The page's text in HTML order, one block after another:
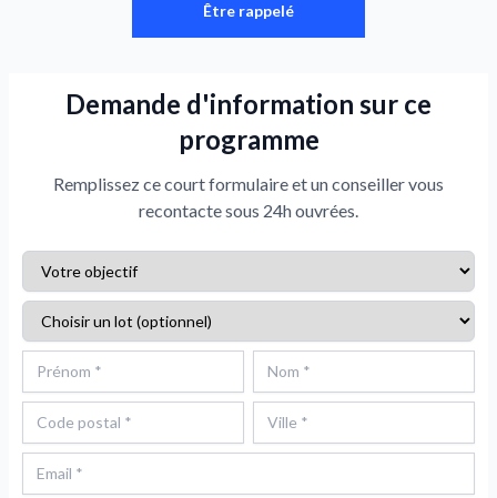
Être rappelé
Demande d'information sur ce
programme
Remplissez ce court formulaire et un conseiller vous
recontacte sous 24h ouvrées.